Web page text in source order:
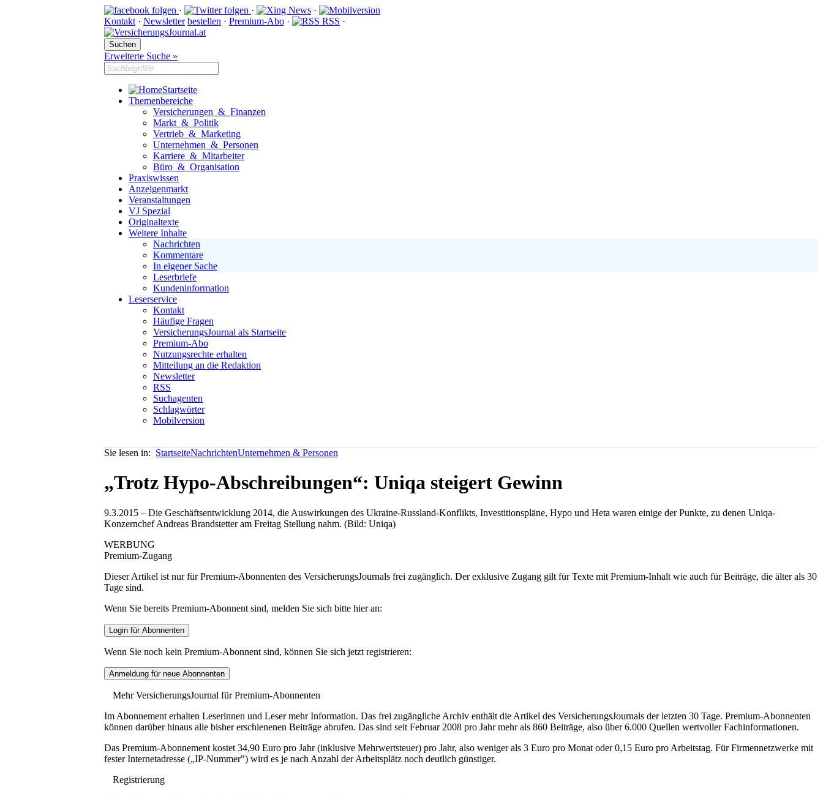
· ·
·
Kontakt · Newsletter bestellen · Premium-Abo · RSS ·
Erweiterte Suche »
Startseite
Themenbereiche
Versicherungen & Finanzen
Markt & Politik
Vertrieb & Marketing
Unternehmen & Personen
Karriere & Mitarbeiter
Büro & Organisation
Praxiswissen
Anzeigenmarkt
Veranstaltungen
VJ Spezial
Originaltexte
Weitere Inhalte
Nachrichten
Kommentare
In eigener Sache
Leserbriefe
Kundeninformation
Leserservice
Kontakt
Häufige Fragen
VersicherungsJournal als Startseite
Premium-Abo
Nutzungsrechte erhalten
Mitteilung an die Redaktion
Newsletter
RSS
Suchagenten
Schlagwörter
Mobilversion
Sie lesen in: StartseiteNachrichtenUnternehmen & Personen
„Trotz Hypo-Abschreibungen“: Uniqa steigert Gewinn
9.3.2015 – Die Geschäftsentwicklung 2014, die Auswirkungen des Ukraine-Russland-Konflikts, Investitionspläne, Hypo und Heta waren einige der Punkte, zu denen Uniqa-
Konzernchef Andreas Brandstetter am Freitag Stellung nahm. (Bild: Uniqa)
WERBUNG
Premium-Zugang
Dieser Artikel ist nur für Premium-Abonnenten des VersicherungsJournals frei zugänglich. Der exklusive Zugang gilt für Texte mit Premium-Inhalt wie auch für Beiträge, die älter als 30
Tage sind.
Wenn Sie bereits Premium-Abonnent sind, melden Sie sich bitte hier an:
Wenn Sie noch kein Premium-Abonnent sind, können Sie sich jetzt registrieren:
Mehr VersicherungsJournal für Premium-Abonnenten
Im Abonnement erhalten Leserinnen und Leser mehr Information. Das frei zugängliche Archiv enthält die Artikel des VersicherungsJournals der letzten 30 Tage. Premium-Abonnenten
können darüber hinaus alle bisher erschienenen Beiträge abrufen. Das sind seit Februar 2008 pro Jahr mehr als 860 Beiträge, also über 6.000 Quellen wertvoller Fachinformationen.
Das Premium-Abonnement kostet 34,90 Euro pro Jahr (inklusive Mehrwertsteuer) pro Jahr, also weniger als 3 Euro pro Monat oder 0,15 Euro pro Arbeitstag. Für Firmennetzwerke mit
fester Internetadresse („IP-Nummer") wird es je nach Anzahl der Arbeitsplätz noch deutlich günstiger.
Registrierung